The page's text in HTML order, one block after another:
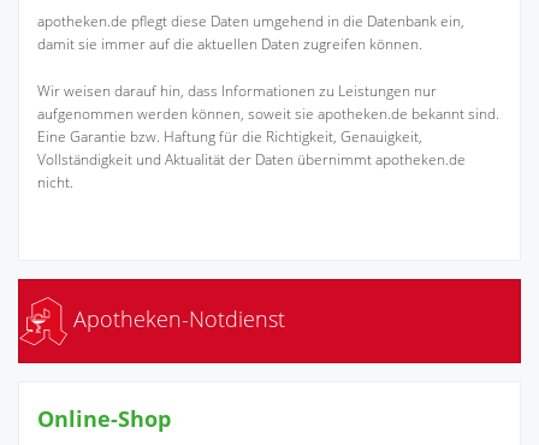
apotheken.de pflegt diese Daten umgehend in die Datenbank ein,
damit sie immer auf die aktuellen Daten zugreifen können.
Wir weisen darauf hin, dass Informationen zu Leistungen nur
aufgenommen werden können, soweit sie apotheken.de bekannt sind.
Eine Garantie bzw. Haftung für die Richtigkeit, Genauigkeit,
Vollständigkeit und Aktualität der Daten übernimmt apotheken.de
nicht.
Apotheken-Notdienst
Online-Shop